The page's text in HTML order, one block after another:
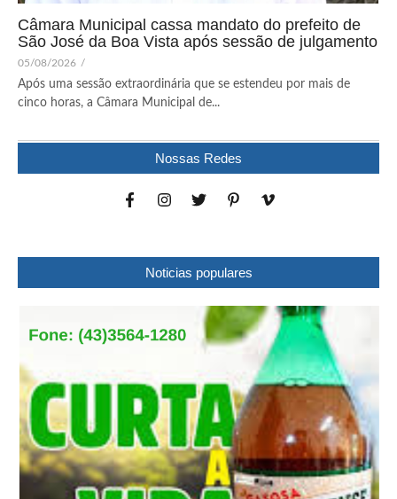
Câmara Municipal cassa mandato do prefeito de
São José da Boa Vista após sessão de julgamento
05/08/2026 /
Após uma sessão extraordinária que se estendeu por mais de
cinco horas, a Câmara Municipal de...
Nossas Redes
Noticias populares